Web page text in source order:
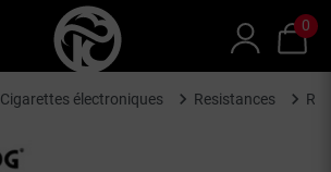
0
Cigarettes électroniques Resistances